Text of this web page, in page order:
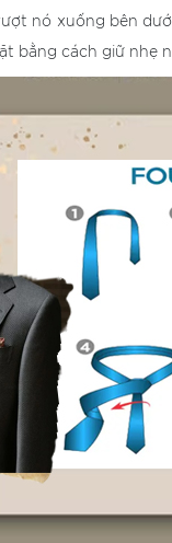
nó xuống bên
bằng cách giữ nhẹ